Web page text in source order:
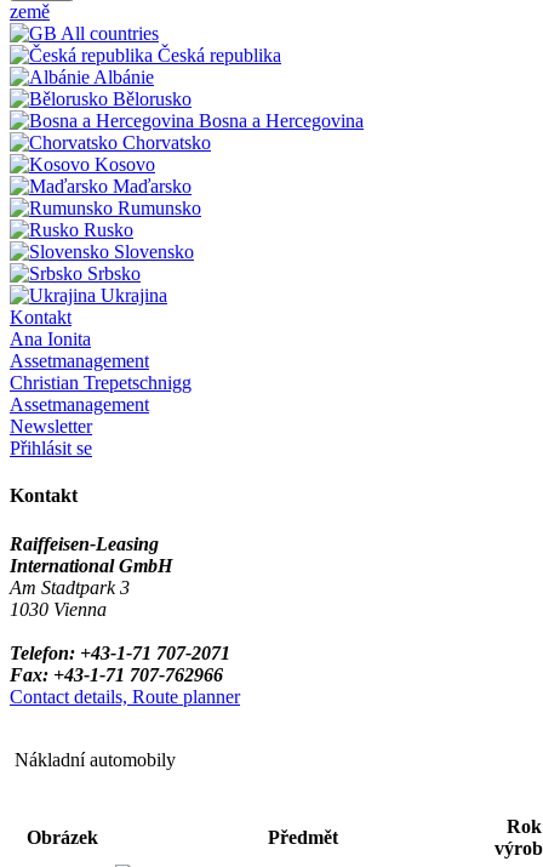
země
All countries
Česká republika
Albánie
Bělorusko
Bosna a Hercegovina
Chorvatsko
Kosovo
Maďarsko
Rumunsko
Rusko
Slovensko
Srbsko
Ukrajina
Kontakt
Ana Ionita
Assetmanagement
Christian Trepetschnigg
Assetmanagement
Newsletter
Přihlásit se
Kontakt
Raiffeisen-Leasing
International GmbH
Am Stadtpark 3
1030 Vienna
Telefon: +43-1-71 707-2071
Fax: +43-1-71 707-762966
Contact details, Route planner
Nákladní automobily
Obrázek Předmět
Rok